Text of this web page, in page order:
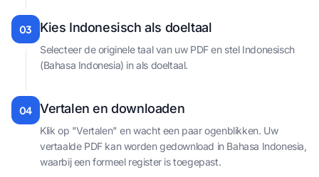
03 Kies Indonesisch als doeltaal
Selecteer de originele taal van uw PDF en stel Indonesisch
(Bahasa Indonesia) in als doeltaal.
04 Vertalen en downloaden
Klik op "Vertalen" en wacht een paar ogenblikken. Uw
vertaalde PDF kan worden gedownload in Bahasa Indonesia,
waarbij een formeel register is toegepast.